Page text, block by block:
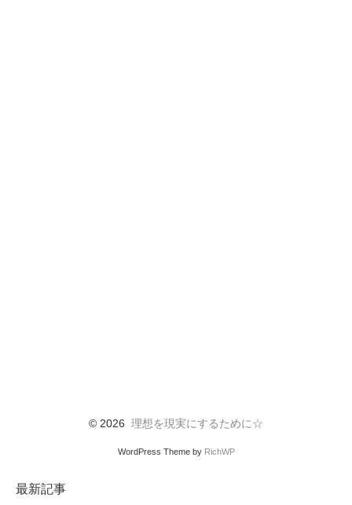
最新記事
© 2026 理想を現実にするために☆
WordPress Theme by RichWP